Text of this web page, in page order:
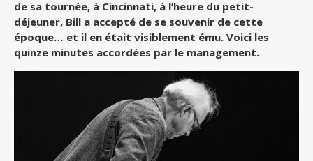
de sa tournée, à Cincinnati, à l’heure du petit-
déjeuner, Bill a accepté de se souvenir de cette
époque… et il en était visiblement ému. Voici les
quinze minutes accordées par le management.